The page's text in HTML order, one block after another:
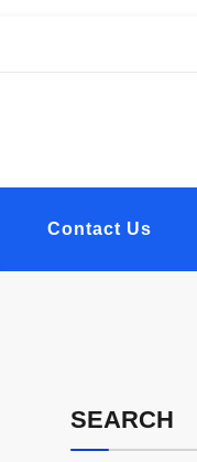
Contact Us
SEARCH